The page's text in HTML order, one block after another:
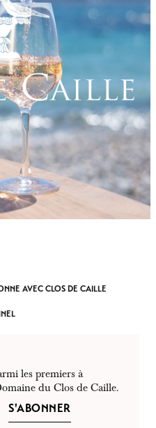
AVEC CLOS DE CAILLE
les premiers à
du Clos de Caille.
S'ABONNER